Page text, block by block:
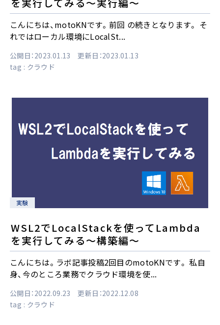
こんにちは、motoKNです。前回 の続きとなります。 そ
れではローカル環境にLocalSt...
公開日：2023.01.13 更新日：2023.01.13
tag : クラウド
実験
WSL2でLocalStackを使ってLambda
を実行してみる～構築編～
こんにちは。ラボ記事投稿2回目のmotoKNです。 私自
身、今のところ業務でクラウド環境を使...
公開日：2022.09.23 更新日：2022.12.08
tag : クラウド